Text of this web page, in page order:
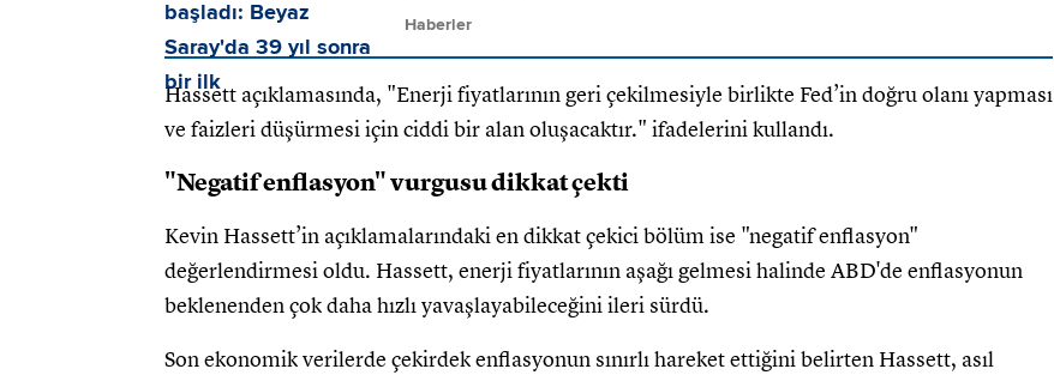
Haberler
Hassett açıklamasında, "Enerji fiyatlarının geri çekilmesiyle birlikte Fed’in doğru olanı yapması
ve faizleri düşürmesi için ciddi bir alan oluşacaktır." ifadelerini kullandı.
"Negatif enflasyon" vurgusu dikkat çekti
Kevin Hassett’in açıklamalarındaki en dikkat çekici bölüm ise "negatif enflasyon"
değerlendirmesi oldu. Hassett, enerji fiyatlarının aşağı gelmesi halinde ABD'de enflasyonun
beklenenden çok daha hızlı yavaşlayabileceğini ileri sürdü.
Son ekonomik verilerde çekirdek enflasyonun sınırlı hareket ettiğini belirten Hassett, asıl